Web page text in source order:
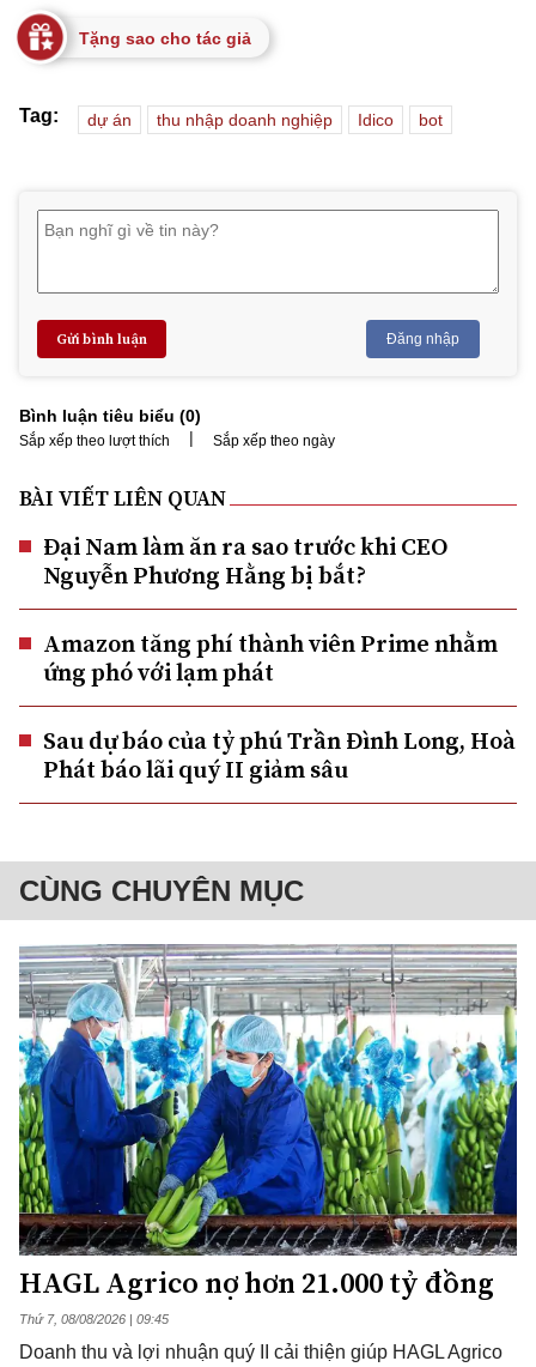
Tặng sao cho tác giả
Tag: dự án thu nhập doanh nghiệp Idico bot
Gửi bình luận Đăng nhập
Bình luận tiêu biểu (0)
Sắp xếp theo lượt thích | Sắp xếp theo ngày
BÀI VIẾT LIÊN QUAN
Đại Nam làm ăn ra sao trước khi CEO
Nguyễn Phương Hằng bị bắt?
Amazon tăng phí thành viên Prime nhằm
ứng phó với lạm phát
Sau dự báo của tỷ phú Trần Đình Long, Hoà
Phát báo lãi quý II giảm sâu
CÙNG CHUYÊN MỤC
HAGL Agrico nợ hơn 21.000 tỷ đồng
Thứ 7, 08/08/2026 | 09:45
Doanh thu và lợi nhuận quý II cải thiện giúp HAGL Agrico